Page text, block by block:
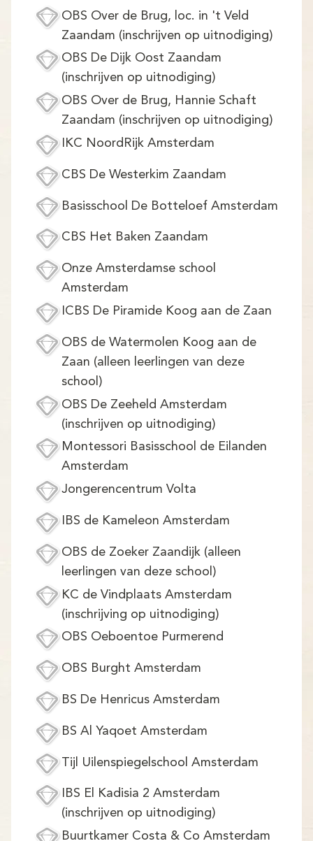
OBS Over de Brug, loc. in 't Veld
Zaandam (inschrijven op uitnodiging)
OBS De Dijk Oost Zaandam
(inschrijven op uitnodiging)
OBS Over de Brug, Hannie Schaft
Zaandam (inschrijven op uitnodiging)
IKC NoordRijk Amsterdam
CBS De Westerkim Zaandam
Basisschool De Botteloef Amsterdam
CBS Het Baken Zaandam
Onze Amsterdamse school
Amsterdam
ICBS De Piramide Koog aan de Zaan
OBS de Watermolen Koog aan de
Zaan (alleen leerlingen van deze
school)
OBS De Zeeheld Amsterdam
(inschrijven op uitnodiging)
Montessori Basisschool de Eilanden
Amsterdam
Jongerencentrum Volta
IBS de Kameleon Amsterdam
OBS de Zoeker Zaandijk (alleen
leerlingen van deze school)
KC de Vindplaats Amsterdam
(inschrijving op uitnodiging)
OBS Oeboentoe Purmerend
OBS Burght Amsterdam
BS De Henricus Amsterdam
BS Al Yaqoet Amsterdam
Tijl Uilenspiegelschool Amsterdam
IBS El Kadisia 2 Amsterdam
(inschrijven op uitnodiging)
Buurtkamer Costa & Co Amsterdam